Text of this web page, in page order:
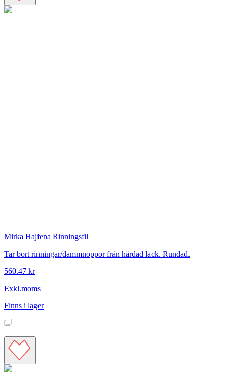
Mirka Hajfena Rinningsfil
Tar bort rinningar/dammnoppor från härdad lack. Rundad.
560.47 kr
Exkl.moms
Finns i lager